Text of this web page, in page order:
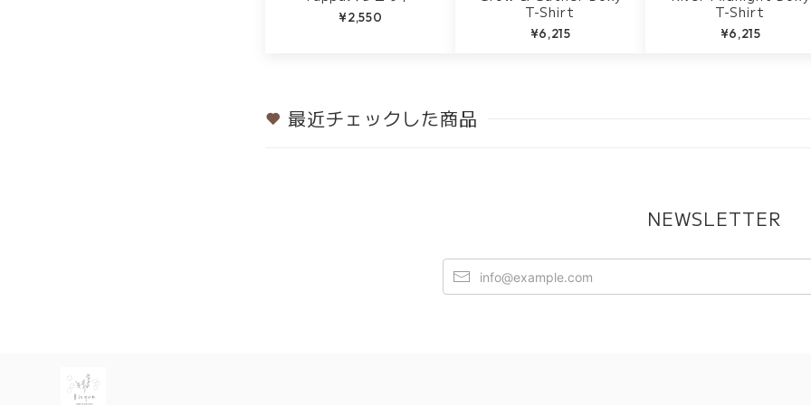
¥2,550
T-Shirt
¥6,215
T-Shirt
¥6,215
最近チェックした商品
NEWSLETTER